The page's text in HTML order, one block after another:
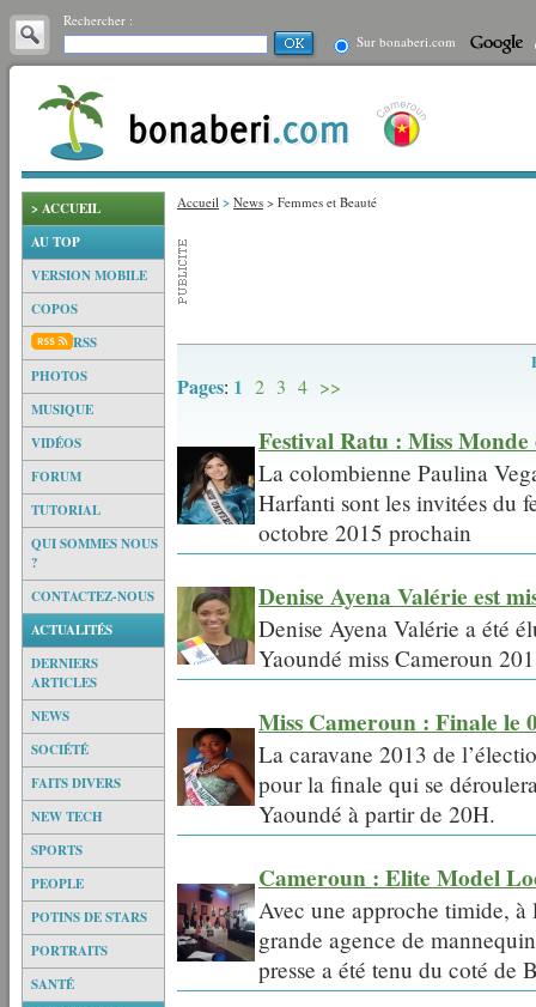
Rechercher :
Sur bonaberi.com
> ACCUEIL
AU TOP
VERSION MOBILE
COPOS
RSS
PHOTOS
MUSIQUE
VIDÉOS
FORUM
TUTORIAL
QUI SOMMES NOUS
?
CONTACTEZ-NOUS
ACTUALITÉS
DERNIERS
ARTICLES
NEWS
SOCIÉTÉ
FAITS DIVERS
NEW TECH
SPORTS
PEOPLE
POTINS DE STARS
PORTRAITS
SANTÉ
Accueil > News > Femmes et Beauté
Pages: 1 2 3 4 >>
Festival Ratu : Miss
La colombienne Paulina
Harfanti sont les invitées du
octobre 2015 prochain
Denise Ayena Valérie est
Denise Ayena Valérie a été
Yaoundé miss Cameroun
Miss Cameroun : Finale le
La caravane 2013 de
pour la finale qui se
Yaoundé à partir de 20H.
Cameroun : Elite Model
Avec une approche timide, à
grande agence de
presse a été tenu du coté de